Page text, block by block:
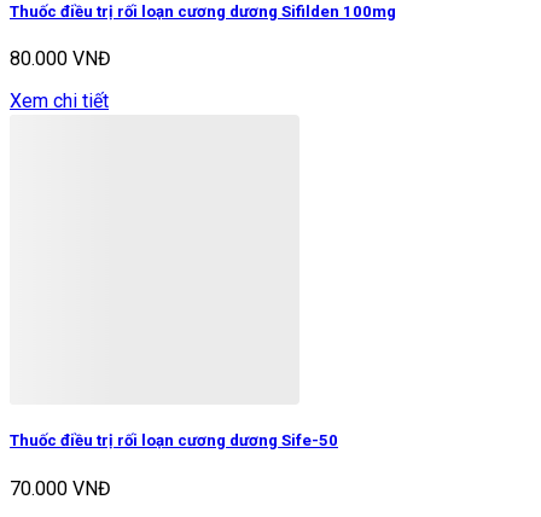
Thuốc điều trị rối loạn cương dương Sifilden 100mg
80.000 VNĐ
Xem chi tiết
Thuốc điều trị rối loạn cương dương Sife-50
70.000 VNĐ